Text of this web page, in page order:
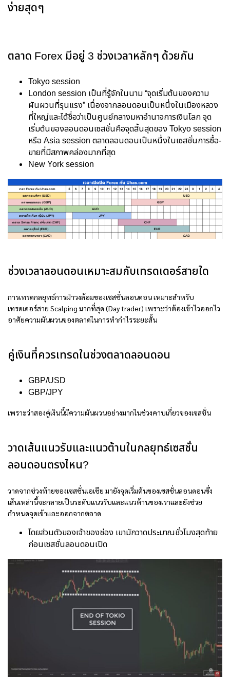
ง่ายสุดๆ
ตลาด Forex มีอยู่ 3 ช่วงเวลาหลักๆ ด้วยกัน
Tokyo session
London session เป็นที่รู้จักในนาม “จุดเริ่มต้นของความ
ผันผวนที่รุนแรง” เนื่องจากลอนดอนเป็นหนึ่งในเมืองหลวง
ที่ใหญ่และได้ชื่อว่าเป็นศูนย์กลางมหาอำนาจการเงินโลก จุด
เริ่มต้นของลอนดอนเซสชั่นคือจุดสิ้นสุดของ Tokyo session
หรือ Asia session ตลาดลอนดอนเป็นหนึ่งในเซสชั่นการซื้อ-
ขายที่มีสภาพคล่องมากที่สุด
New York session
ช่วงเวลาลอนดอนเหมาะสมกับเทรดเดอร์สายใด
การเทรดกลยุทธ์การฝ่าวงล้อมของเซสชั่นลอนดอน เหมาะสำหรับ
เทรดเดอร์สาย Scalping มากที่สุด (Day trader) เพราะว่าต้องเข้าไวออกไว
อาศัยความผันผวนของตลาดในการทำกำไรระยะสั้น
คู่เงินที่ควรเทรดในช่วงตลาดลอนดอน
GBP/USD
GBP/JPY
เพราะว่าสองคู่เงินนี้มีความผันผวนอย่างมากในช่วงคาบเกี่ยวของเซสชั่น
วาดเส้นแนวรับและแนวต้านในกลยุทธ์เซสชั่น
ลอนดอนตรงไหน?
วาดจากช่วงท้ายของเซสชั่นเอเชีย มายังจุดเริ่มต้นของเซสชั่นลอนดอนซึ่ง
เส้นเหล่านี้จะกลายเป็นระดับแนวรับและแนวต้านของเราและยังช่วย
กำหนดจุดเข้าและออกจากตลาด
โดยส่วนตัวของเจ้าของช่อง เขามักวาดประมาณชั่วโมงสุดท้าย
ก่อนเซสชั่นลอนดอนเปิด